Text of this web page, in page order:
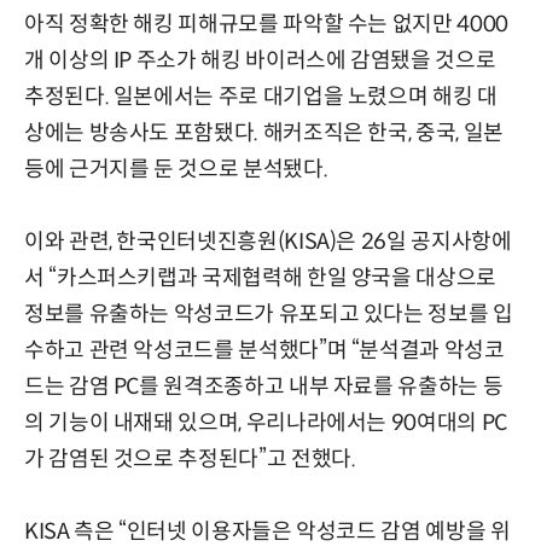
아직 정확한 해킹 피해규모를 파악할 수는 없지만 4000
개 이상의 IP 주소가 해킹 바이러스에 감염됐을 것으로
추정된다. 일본에서는 주로 대기업을 노렸으며 해킹 대
상에는 방송사도 포함됐다. 해커조직은 한국, 중국, 일본
등에 근거지를 둔 것으로 분석됐다.
이와 관련, 한국인터넷진흥원(KISA)은 26일 공지사항에
서 “카스퍼스키랩과 국제협력해 한일 양국을 대상으로
정보를 유출하는 악성코드가 유포되고 있다는 정보를 입
수하고 관련 악성코드를 분석했다”며 “분석결과 악성코
드는 감염 PC를 원격조종하고 내부 자료를 유출하는 등
의 기능이 내재돼 있으며, 우리나라에서는 90여대의 PC
가 감염된 것으로 추정된다”고 전했다.
KISA 측은 “인터넷 이용자들은 악성코드 감염 예방을 위